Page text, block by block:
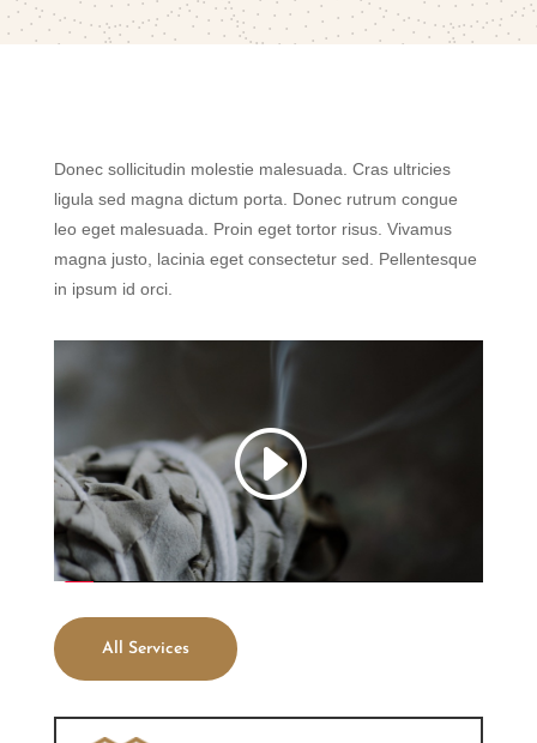
Donec sollicitudin molestie malesuada. Cras ultricies
ligula sed magna dictum porta. Donec rutrum congue
leo eget malesuada. Proin eget tortor risus. Vivamus
magna justo, lacinia eget consectetur sed. Pellentesque
in ipsum id orci.
All Services